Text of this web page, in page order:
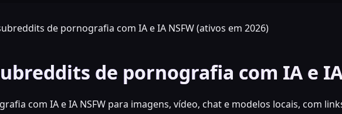
de pornografia com IA e IA NSFW (ativos em 2026)
de pornografia com IA e
com IA e IA NSFW para imagens, vídeo, chat e modelos locais, com